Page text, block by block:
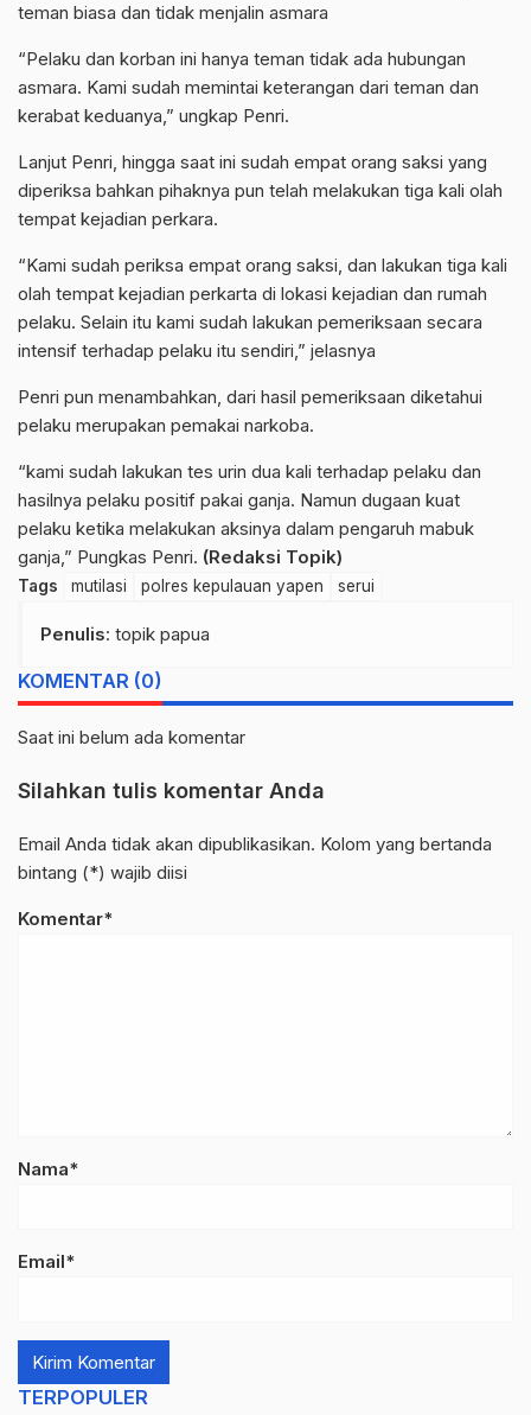
teman biasa dan tidak menjalin asmara
“Pelaku dan korban ini hanya teman tidak ada hubungan
asmara. Kami sudah memintai keterangan dari teman dan
kerabat keduanya,” ungkap Penri.
Lanjut Penri, hingga saat ini sudah empat orang saksi yang
diperiksa bahkan pihaknya pun telah melakukan tiga kali olah
tempat kejadian perkara.
“Kami sudah periksa empat orang saksi, dan lakukan tiga kali
olah tempat kejadian perkarta di lokasi kejadian dan rumah
pelaku. Selain itu kami sudah lakukan pemeriksaan secara
intensif terhadap pelaku itu sendiri,” jelasnya
Penri pun menambahkan, dari hasil pemeriksaan diketahui
pelaku merupakan pemakai narkoba.
“kami sudah lakukan tes urin dua kali terhadap pelaku dan
hasilnya pelaku positif pakai ganja. Namun dugaan kuat
pelaku ketika melakukan aksinya dalam pengaruh mabuk
ganja,” Pungkas Penri. (Redaksi Topik)
Tags mutilasi polres kepulauan yapen serui
Penulis: topik papua
KOMENTAR (0)
Saat ini belum ada komentar
Silahkan tulis komentar Anda
Email Anda tidak akan dipublikasikan. Kolom yang bertanda
bintang (*) wajib diisi
Komentar*
Nama*
Email*
TERPOPULER